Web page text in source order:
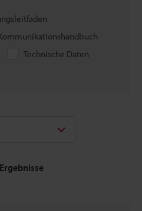
Technische Daten